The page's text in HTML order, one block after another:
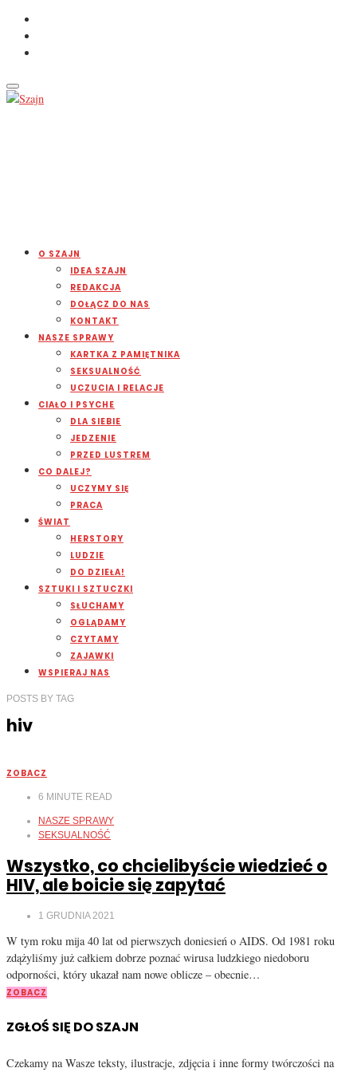
O SZAJN
IDEA SZAJN
REDAKCJA
DOŁĄCZ DO NAS
KONTAKT
NASZE SPRAWY
KARTKA Z PAMIĘTNIKA
SEKSUALNOŚĆ
UCZUCIA I RELACJE
CIAŁO I PSYCHE
DLA SIEBIE
JEDZENIE
PRZED LUSTREM
CO DALEJ?
UCZYMY SIĘ
PRACA
ŚWIAT
HERSTORY
LUDZIE
DO DZIEŁA!
SZTUKI I SZTUCZKI
SŁUCHAMY
OGLĄDAMY
CZYTAMY
ZAJAWKI
WSPIERAJ NAS
POSTS BY TAG
hiv
ZOBACZ
6 MINUTE READ
NASZE SPRAWY
SEKSUALNOŚĆ
Wszystko, co chcielibyście wiedzieć o
HIV, ale boicie się zapytać
1 GRUDNIA 2021
W tym roku mija 40 lat od pierwszych doniesień o AIDS. Od 1981 roku
zdążyliśmy już całkiem dobrze poznać wirusa ludzkiego niedoboru
odporności, który ukazał nam nowe oblicze – obecnie…
ZOBACZ
ZGŁOŚ SIĘ DO SZAJN
Czekamy na Wasze teksty, ilustracje, zdjęcia i inne formy twórczości na